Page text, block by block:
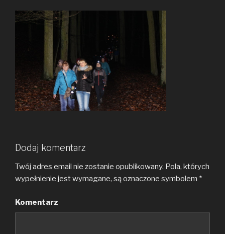
Dodaj komentarz
Twój adres email nie zostanie opublikowany. Pola, których
wypełnienie jest wymagane, są oznaczone symbolem *
Komentarz